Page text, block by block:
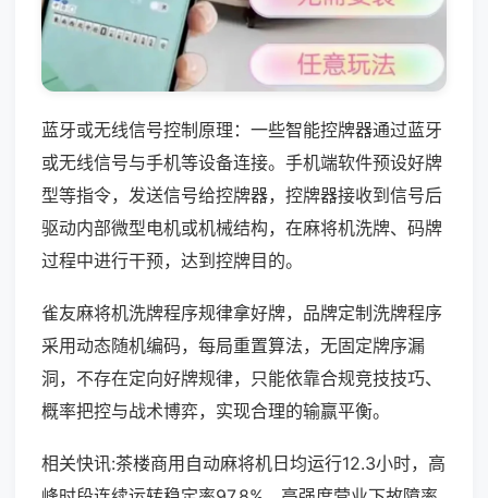
蓝牙或无线信号控制原理：一些智能控牌器通过蓝牙
或无线信号与手机等设备连接。手机端软件预设好牌
型等指令，发送信号给控牌器，控牌器接收到信号后
驱动内部微型电机或机械结构，在麻将机洗牌、码牌
过程中进行干预，达到控牌目的。
雀友麻将机洗牌程序规律拿好牌，品牌定制洗牌程序
采用动态随机编码，每局重置算法，无固定牌序漏
洞，不存在定向好牌规律，只能依靠合规竞技技巧、
概率把控与战术博弈，实现合理的输赢平衡。
相关快讯:茶楼商用自动麻将机日均运行12.3小时，高